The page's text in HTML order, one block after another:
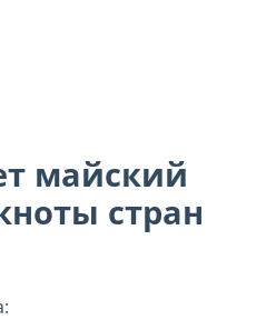
майский
стран